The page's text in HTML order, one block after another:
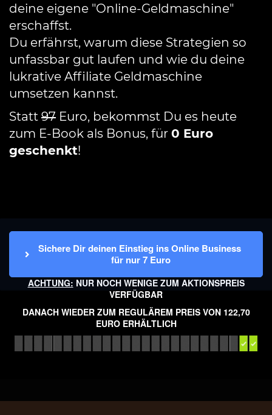
deine eigene "Online-Geldmaschine"
erschaffst.
Du erfährst, warum diese Strategien so
unfassbar gut laufen und wie du deine
lukrative Affiliate Geldmaschine
umsetzen kannst.
Statt 97 Euro, bekommst Du es heute
zum E-Book als Bonus, für 0 Euro
geschenkt!
Sichere Dir deinen Einstieg ins Online Business
für nur 7 Euro
ACHTUNG: NUR NOCH WENIGE ZUM AKTIONSPREIS
VERFÜGBAR
DANACH WIEDER ZUM REGULÄREM PREIS VON 122,70
EURO ERHÄLTLICH